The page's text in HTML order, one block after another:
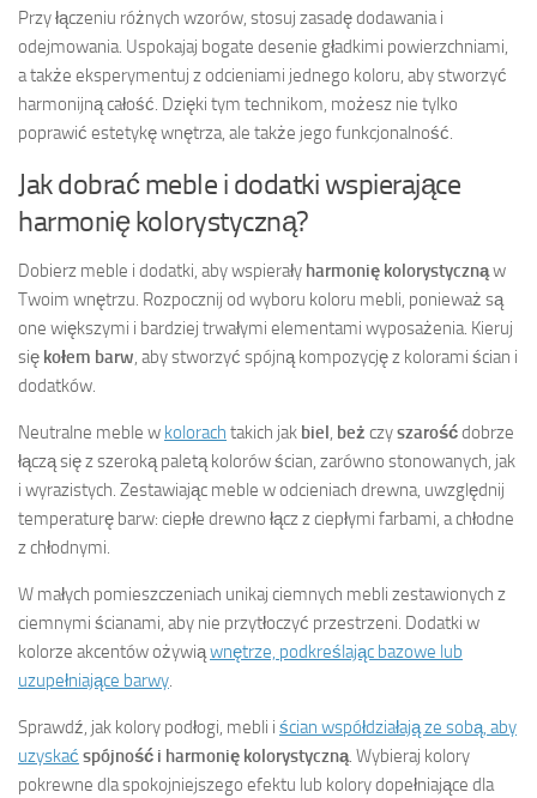
Przy łączeniu różnych wzorów, stosuj zasadę dodawania i
odejmowania. Uspokajaj bogate desenie gładkimi powierzchniami,
a także eksperymentuj z odcieniami jednego koloru, aby stworzyć
harmonijną całość. Dzięki tym technikom, możesz nie tylko
poprawić estetykę wnętrza, ale także jego funkcjonalność.
Jak dobrać meble i dodatki wspierające
harmonię kolorystyczną?
Dobierz meble i dodatki, aby wspierały harmonię kolorystycznąw
Twoim wnętrzu. Rozpocznij od wyboru koloru mebli, ponieważ są
one większymi i bardziej trwałymi elementami wyposażenia. Kieruj
się kołem barw, aby stworzyć spójną kompozycję z kolorami ścian i
dodatków.
Neutralne meble w kolorach takich jak biel, beż czyszarośćdobrze
łączą się z szeroką paletą kolorów ścian, zarówno stonowanych, jak
i wyrazistych. Zestawiając meble w odcieniach drewna, uwzględnij
temperaturę barw: ciepłe drewno łącz z ciepłymi farbami, a chłodne
z chłodnymi.
W małych pomieszczeniach unikaj ciemnych mebli zestawionych z
ciemnymi ścianami, aby nie przytłoczyć przestrzeni. Dodatki w
kolorze akcentów ożywiąwnętrze, podkreślając bazowe lub
uzupełniające barwy.
Sprawdź, jak kolory podłogi, mebli i ścian współdziałają ze sobą, aby
uzyskać spójność i harmonię kolorystyczną. Wybieraj kolory
pokrewne dla spokojniejszego efektu lub kolory dopełniające dla